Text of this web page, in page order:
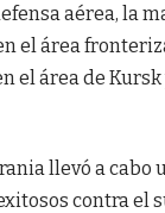
aérea, la
el área
el área de Kursk
llevó a cabo
contra el